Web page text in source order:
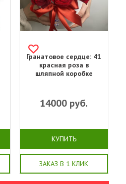
Гранатовое сердце: 41
красная роза в
шляпной коробке
14000 руб.
КУПИТЬ
ЗАКАЗ В 1 КЛИК